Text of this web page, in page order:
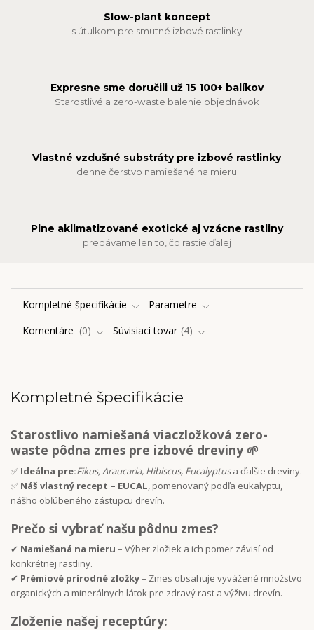
Slow-plant koncept
s útulkom pre smutné izbové rastlinky
Expresne sme doručili už 15 100+ balíkov
Starostlivé a zero-waste balenie objednávok
Vlastné vzdušné substráty pre izbové rastlinky
denne čerstvo namiešané na mieru
Plne aklimatizované exotické aj vzácne rastliny
predávame len to, čo rastie ďalej
Kompletné špecifikácie
Parametre
Komentáre
0 Súvisiaci tovar 4
Kompletné špecifikácie
Starostlivo namiešaná viaczložková zero-
waste pôdna zmes pre izbové dreviny🌱
✅ Ideálna pre:Fikus, Araucaria, Hibiscus, Eucalyptusa ďalšie dreviny.
✅ Náš vlastný recept – EUCAL, pomenovaný podľa eukalyptu,
nášho obľúbeného zástupcu drevín.
Prečo si vybrať našu pôdnu zmes?
✔ Namiešaná na mieru – Výber zložiek a ich pomer závisí od
konkrétnej rastliny.
✔ Prémiové prírodné zložky– Zmes obsahuje vyvážené množstvo
organických a minerálnych látok pre zdravý rast a výživu drevín.
Zloženie našej receptúry: